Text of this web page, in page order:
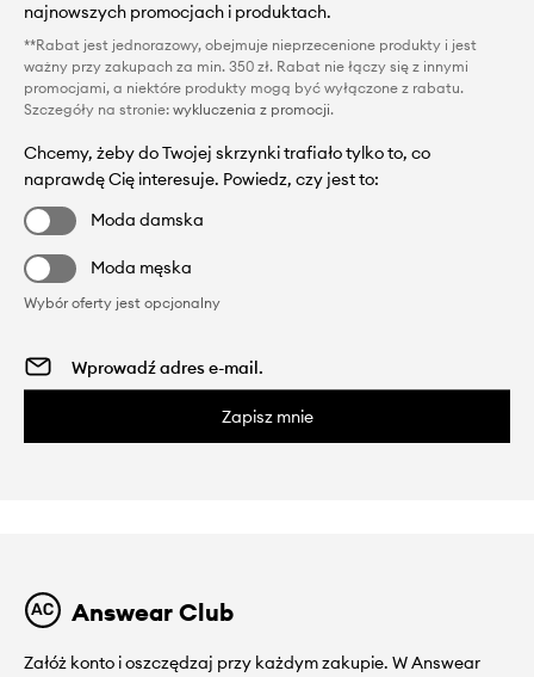
najnowszych promocjach i produktach.
**Rabat jest jednorazowy, obejmuje nieprzecenione produkty i jest
ważny przy zakupach za min. 350 zł. Rabat nie łączy się z innymi
promocjami, a niektóre produkty mogą być wyłączone z rabatu.
Szczegóły na stronie: wykluczenia z promocji.
Chcemy, żeby do Twojej skrzynki trafiało tylko to, co
naprawdę Cię interesuje. Powiedz, czy jest to:
Moda damska
Moda męska
Wybór oferty jest opcjonalny
Zapisz mnie
Answear Club
Załóż konto i oszczędzaj przy każdym zakupie. W Answear